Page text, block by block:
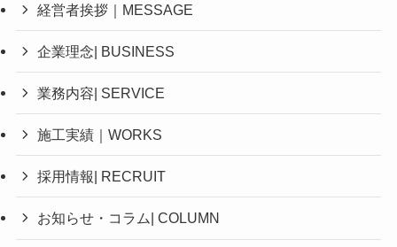
経営者挨拶｜MESSAGE
企業理念| BUSINESS
業務内容| SERVICE
施工実績｜WORKS
採用情報| RECRUIT
お知らせ・コラム| COLUMN